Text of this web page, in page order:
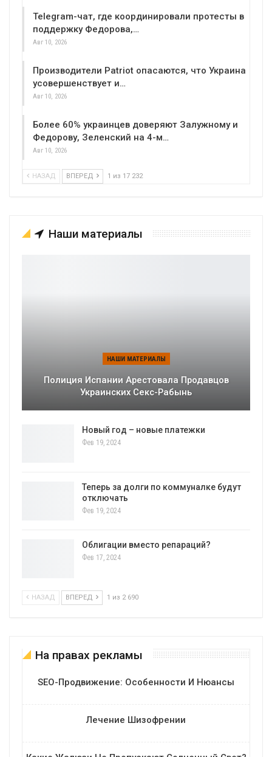
Telegram-чат, где координировали протесты в
поддержку Федорова,…
Авг 10, 2026
Производители Patriot опасаются, что Украина
усовершенствует и…
Авг 10, 2026
Более 60% украинцев доверяют Залужному и
Федорову, Зеленский на 4-м…
Авг 10, 2026
НАЗАД ВПЕРЕД 1 из 17 232
Наши материалы
НАШИ МАТЕРИАЛЫ
Полиция Испании Арестовала Продавцов
Украинских Секс-Рабынь
Новый год – новые платежки
Фев 19, 2024
Теперь за долги по коммуналке будут
отключать
Фев 19, 2024
Облигации вместо репараций?
Фев 17, 2024
НАЗАД ВПЕРЕД 1 из 2 690
На правах рекламы
SEO-Продвижение: Особенности И Нюансы
Лечение Шизофрении